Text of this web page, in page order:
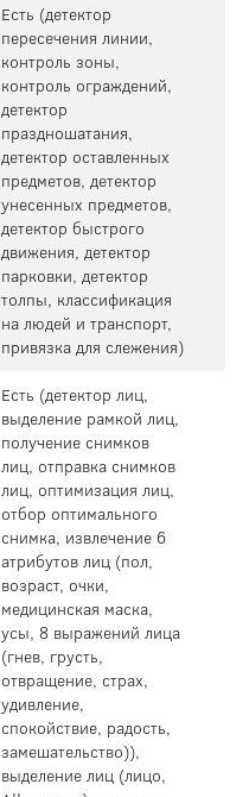
Есть (детектор
пересечения линии,
контроль зоны,
контроль ограждений,
детектор
праздношатания,
детектор оставленных
предметов, детектор
унесенных предметов,
детектор быстрого
движения, детектор
парковки, детектор
толпы, классификация
на людей и транспорт,
привязка для слежения)
Есть (детектор лиц,
выделение рамкой лиц,
получение снимков
лиц, отправка снимков
лиц, оптимизация лиц,
отбор оптимального
снимка, извлечение 6
атрибутов лиц (пол,
возраст, очки,
медицинская маска,
усы, 8 выражений лица
(гнев, грусть,
отвращение, страх,
удивление,
спокойствие, радость,
замешательство)),
выделение лиц (лицо,